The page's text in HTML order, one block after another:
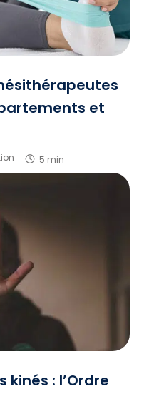
et
5 min
kinés : l’Ordre